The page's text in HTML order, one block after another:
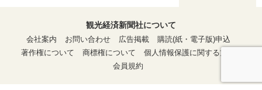
観光経済新聞社について
会社案内
お問い合わせ 広告掲載
購読(紙・電子版)申込
著作権について
商標権について
個人情報保護に関する方針
会員規約